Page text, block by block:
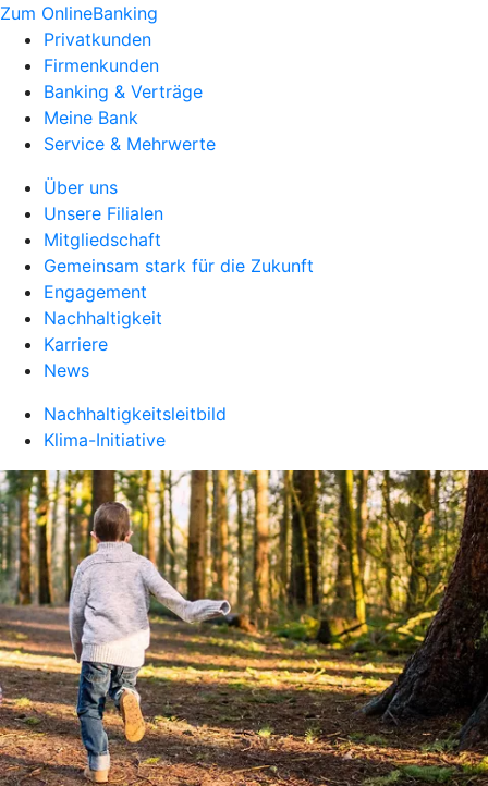
Zum OnlineBanking
Privatkunden
Firmenkunden
Banking & Verträge
Meine Bank
Service & Mehrwerte
Über uns
Unsere Filialen
Mitgliedschaft
Gemeinsam stark für die Zukunft
Engagement
Nachhaltigkeit
Karriere
News
Nachhaltigkeitsleitbild
Klima-Initiative